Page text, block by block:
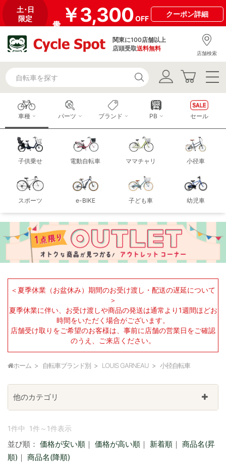
土･日
限定
￥3,300OFF
クーポン詳細
関東に100店舗以上
店頭受取送料無料
店舗検索
車種
子供乗せ 電動自転車 ママチャリ 小径車
スポーツ e-BIKE 子ども車 幼児車
パーツ ブランド PB セール
＜夏季休業（お盆休み）期間のお受け渡し・配送の遅延について
＞
夏季休業に伴い、お受け渡しや商品の発送は通常より1週間ほどお
時間をいただく場合がございます。
店舗受け取りをご希望のお客様は、事前に店舗の営業日をご確認
のうえ、ご来店ください。
ホーム 自転車ブランド別 LOUIS GARNEAU 小径自転車
1件中 1件～1件表示
並び順： 価格が安い順 ｜ 価格が高い順 ｜ 新着順 ｜ 商品名(昇
順) ｜ 商品名(降順)
他のカテゴリ